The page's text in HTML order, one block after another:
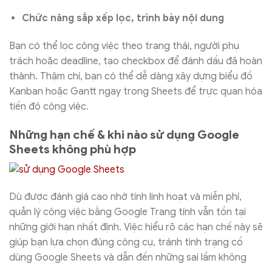
Chức năng sắp xếp lọc, trình bày nội dung
Bạn có thể lọc công việc theo trạng thái, người phụ
trách hoặc deadline, tạo checkbox để đánh dấu đã hoàn
thành. Thậm chí, bạn có thể dễ dàng xây dựng biểu đồ
Kanban hoặc Gantt ngay trong Sheets để trực quan hóa
tiến độ công việc.
Những hạn chế & khi nào sử dụng Google
Sheets không phù hợp
Dù được đánh giá cao nhờ tính linh hoạt và miễn phí,
quản lý công việc bằng Google Trang tính vẫn tồn tại
những giới hạn nhất định. Việc hiểu rõ các hạn chế này sẽ
giúp bạn lựa chọn đúng công cụ, tránh tình trạng cố
dùng Google Sheets và dẫn đến những sai lầm không